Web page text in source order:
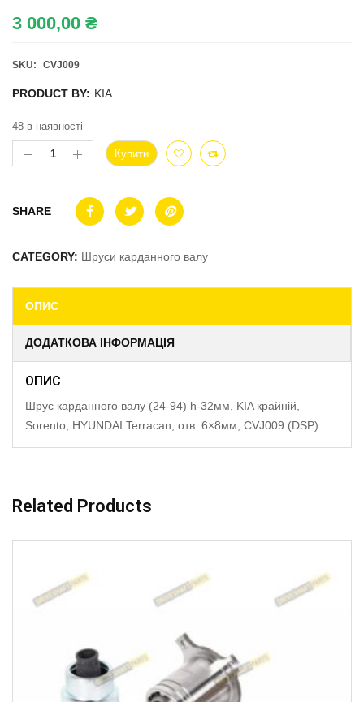
3 000,00 ₴
SKU: CVJ009
PRODUCT BY: KIA
48 в наявності
Купити
SHARE
CATEGORY: Шруси карданного валу
ОПИС
ДОДАТКОВА ІНФОРМАЦІЯ
ОПИС
Шрус карданного валу (24-94) h-32мм, KIA крайній,
Sorento, HYUNDAI Terracan, отв. 6×8мм, CVJ009 (DSP)
Related Products